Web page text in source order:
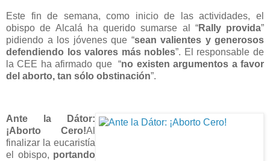
Este fin de semana, como inicio de las actividades, el
obispo de Alcalá ha querido sumarse al “Rally provida”
pidiendo a los jóvenes que “sean valientes y generosos
defendiendo los valores más nobles”. El responsable de
la CEE ha afirmado que “no existen argumentos a favor
del aborto, tan sólo obstinación”.
Ante la Dátor:
¡Aborto Cero!Al
finalizar la eucaristía
el obispo, portando